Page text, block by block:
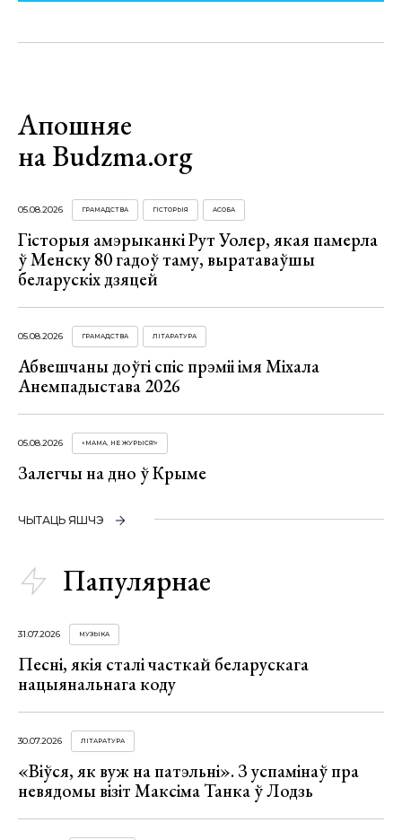
Апошняе
на Budzma.org
05.08.2026 ГРАМАДСТВА ГІСТОРЫЯ АСОБА
Гісторыя амэрыканкі Рут Уолер, якая памерла
ў Менску 80 гадоў таму, выратаваўшы
беларускіх дзяцей
05.08.2026 ГРАМАДСТВА ЛІТАРАТУРА
Абвешчаны доўгі спіс прэміі імя Міхала
Анемпадыстава 2026
05.08.2026 «МАМА, НЕ ЖУРЫСЯ!»
Залегчы на дно ў Крыме
ЧЫТАЦЬ ЯШЧЭ
Папулярнае
31.07.2026 МУЗЫКА
Песні, якія сталі часткай беларускага
нацыянальнага коду
30.07.2026 ЛІТАРАТУРА
«Віўся, як вуж на патэльні». З успамінаў пра
невядомы візіт Максіма Танка ў Лодзь